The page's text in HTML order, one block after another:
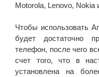
Motorola, Lenovo, Nokia
Чтобы использовать
будет достаточно
телефон, после чего
счет того, что в
установлена на